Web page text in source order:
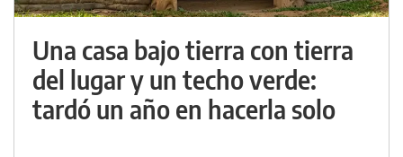
Una casa bajo tierra con tierra
del lugar y un techo verde:
tardó un año en hacerla solo